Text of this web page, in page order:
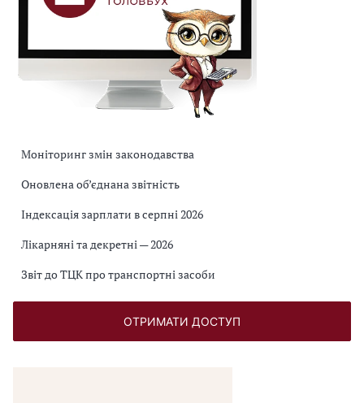
Моніторинг змін законодавства
Оновлена об’єднана звітність
Індексація зарплати в серпні 2026
Лікарняні та декретні — 2026
Звіт до ТЦК про транспортні засоби
ОТРИМАТИ ДОСТУП